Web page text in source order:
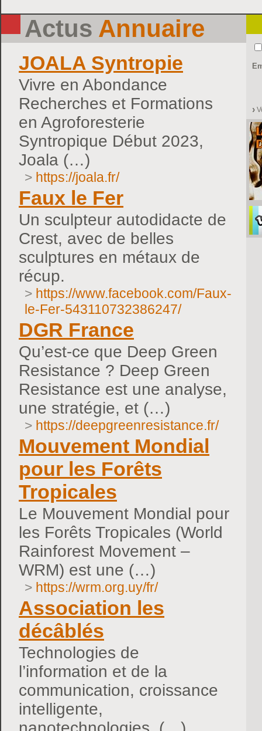
Actus Annuaire
JOALA Syntropie
Vivre en Abondance
Recherches et Formations
en Agroforesterie
Syntropique Début 2023,
Joala (…)
> https://joala.fr/
Faux le Fer
Un sculpteur autodidacte de
Crest, avec de belles
sculptures en métaux de
récup.
> https://www.facebook.com/Faux-
le-Fer-543110732386247/
DGR France
Qu’est-ce que Deep Green
Resistance ? Deep Green
Resistance est une analyse,
une stratégie, et (…)
> https://deepgreenresistance.fr/
Mouvement Mondial
pour les Forêts
Tropicales
Le Mouvement Mondial pour
les Forêts Tropicales (World
Rainforest Movement –
WRM) est une (…)
> https://wrm.org.uy/fr/
Association les
décâblés
Technologies de
l’information et de la
communication, croissance
intelligente,